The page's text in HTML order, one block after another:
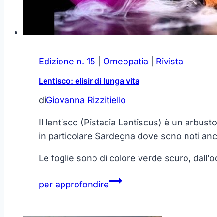
Edizione n. 15 Omeopatia Rivista
Lentisco: elisir di lunga vita
diGiovanna Rizzitiello
Il lentisco (Pistacia Lentiscus) è un
in particolare Sardegna dove sono noti
Le foglie sono di colore verde scuro,
per approfondireLentisco: